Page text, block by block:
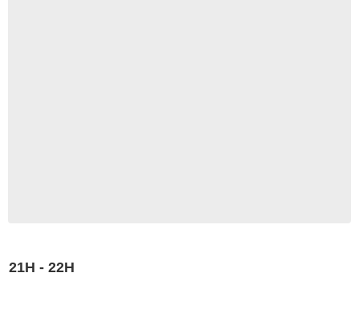
21H - 22H